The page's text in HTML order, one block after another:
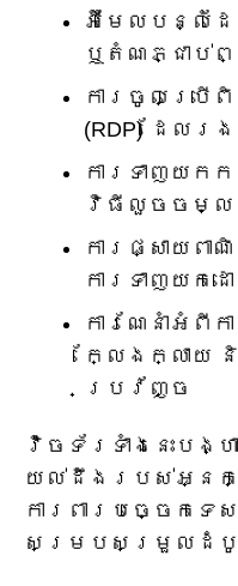
អ៊ីមែលបន្លំដ
ឬតំណភ្ជាប់ព្យ
ការចូលប្រើ
(RDP) ដែលរ
ការទាញយក
វិធីលួចចម្ល
ការផ្សាយព
ការទាញយកដ
ការណែនាំអំពី
ក្លែងក្លាយ
ប្រវ័ញ្ច
វ៉ិចទ័រទាំងនេះបង្ហ
យល់ដឹងរបស់អ្នកប្
ការពារបច្ចេកទ
សម្របសម្រួលដំបូ